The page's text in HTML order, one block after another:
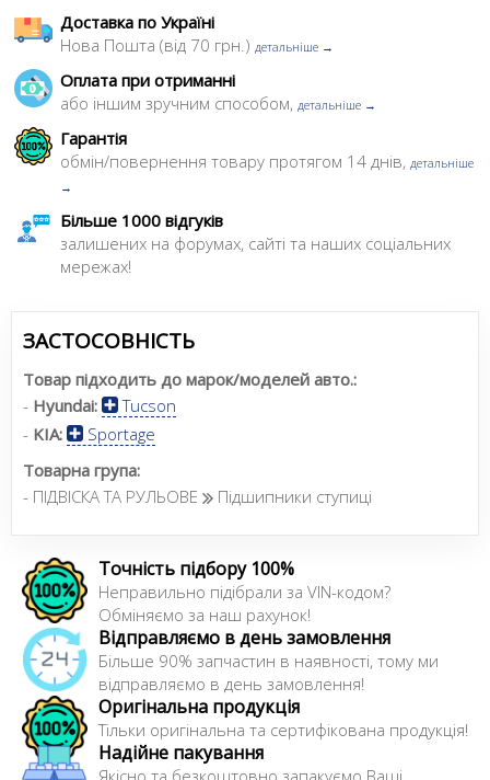
Доставка по Україні
Нова Пошта (від 70 грн.) детальніше →
Оплата при отриманні
або іншим зручним способом, детальніше →
Гарантія
обмін/повернення товару протягом 14 днів, детальніше
→
Більше 1000 відгуків
залишених на форумах, сайті та наших соціальних
мережах!
ЗАСТОСОВНІСТЬ
Товар підходить до марок/моделей авто.:
- Hyundai:
Tucson
- KIA:
Sportage
Товарна група:
- ПІДВІСКА ТА РУЛЬОВЕ
Підшипники ступиці
Точність підбору 100%
Неправильно підібрали за VIN-кодом?
Обміняємо за наш рахунок!
Відправляємо в день замовлення
Більше 90% запчастин в наявності, тому ми
відправляємо в день замовлення!
Оригінальна продукція
Тільки оригінальна та сертифікована продукція!
Надійне пакування
Якісно та безкоштовно запакуємо Ваші